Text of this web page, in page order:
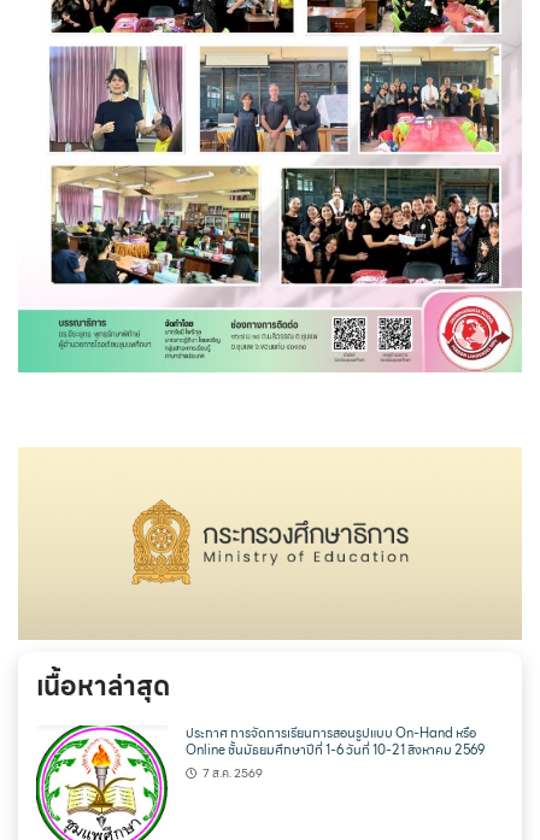
เนื้อหาล่าสุด
ประกาศ การจัดการเรียนการสอนรูปแบบ On-Hand หรือ
Online ชั้นมัธยมศึกษาปีที่ 1-6 วันที่ 10-21 สิงหาคม 2569
7 ส.ค. 2569